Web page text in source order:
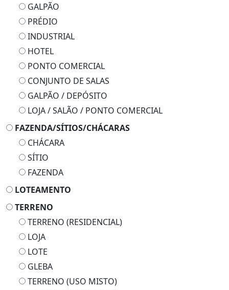
GALPÃO
PRÉDIO
INDUSTRIAL
HOTEL
PONTO COMERCIAL
CONJUNTO DE SALAS
GALPÃO / DEPÓSITO
LOJA / SALÃO / PONTO COMERCIAL
FAZENDA/SÍTIOS/CHÁCARAS
CHÁCARA
SÍTIO
FAZENDA
LOTEAMENTO
TERRENO
TERRENO (RESIDENCIAL)
LOJA
LOTE
GLEBA
TERRENO (USO MISTO)